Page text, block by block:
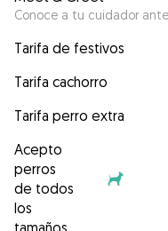
Conoce a tu cuidador
Tarifa de festivos
Tarifa cachorro
Tarifa perro extra
Acepto
perros
de todos
los